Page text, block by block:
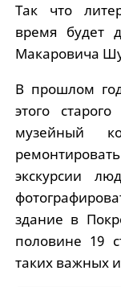
Так что
время будет
Макаровича
В прошлом
этого
музейный
экскурсии
здание в
половине 19
таких важных